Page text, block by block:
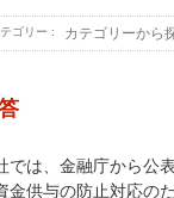
ゴリー : カテゴリーから
では、金融庁から公
金供与の防止対応の